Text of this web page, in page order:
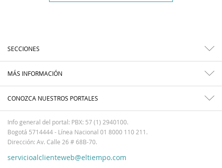
SECCIONES
MÁS INFORMACIÓN
CONOZCA NUESTROS PORTALES
Info general del portal: PBX: 57 (1) 2940100.
Bogotá 5714444 - Línea Nacional 01 8000 110 211.
Dirección: Av. Calle 26 # 68B-70.
servicioalclienteweb@eltiempo.com